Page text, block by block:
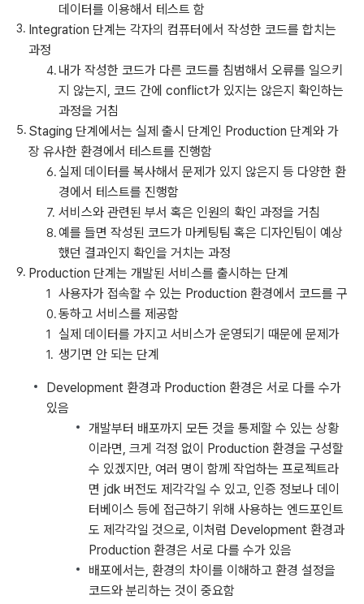
데이터를 이용해서 테스트 함
Integration 단계는 각자의 컴퓨터에서 작성한 코드를 합치는
과정
내가 작성한 코드가 다른 코드를 침범해서 오류를 일으키
지 않는지, 코드 간에 conflict가 있지는 않은지 확인하는
과정을 거침
Staging 단계에서는 실제 출시 단계인 Production 단계와 가
장 유사한 환경에서 테스트를 진행함
실제 데이터를 복사해서 문제가 있지 않은지 등 다양한 환
경에서 테스트를 진행함
서비스와 관련된 부서 혹은 인원의 확인 과정을 거침
예를 들면 작성된 코드가 마케팅팀 혹은 디자인팀이 예상
했던 결과인지 확인을 거치는 과정
Production 단계는 개발된 서비스를 출시하는 단계
사용자가 접속할 수 있는 Production 환경에서 코드를 구
동하고 서비스를 제공함
실제 데이터를 가지고 서비스가 운영되기 때문에 문제가
생기면 안 되는 단계
Development 환경과 Production 환경은 서로 다를 수가
있음
개발부터 배포까지 모든 것을 통제할 수 있는 상황
이라면, 크게 걱정 없이 Production 환경을 구성할
수 있겠지만, 여러 명이 함께 작업하는 프로젝트라
면 jdk 버전도 제각각일 수 있고, 인증 정보나 데이
터베이스 등에 접근하기 위해 사용하는 엔드포인트
도 제각각일 것으로, 이처럼 Development 환경과
Production 환경은 서로 다를 수가 있음
배포에서는, 환경의 차이를 이해하고 환경 설정을
코드와 분리하는 것이 중요함